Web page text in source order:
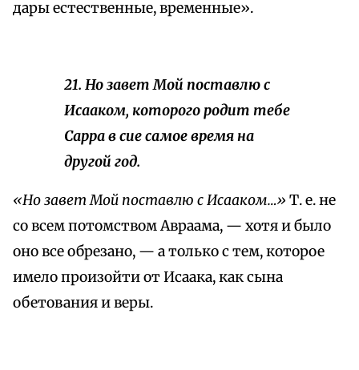
дары естественные, временные».
21. Но завет Мой поставлю с
Исааком, которого родит тебе
Сарра в сие самое время на
другой год.
«Но завет Мой поставлю с Исааком…» Т. е. не
со всем потомством Авраама, — хотя и было
оно все обрезано, — а только с тем, которое
имело произойти от Исаака, как сына
обетования и веры.